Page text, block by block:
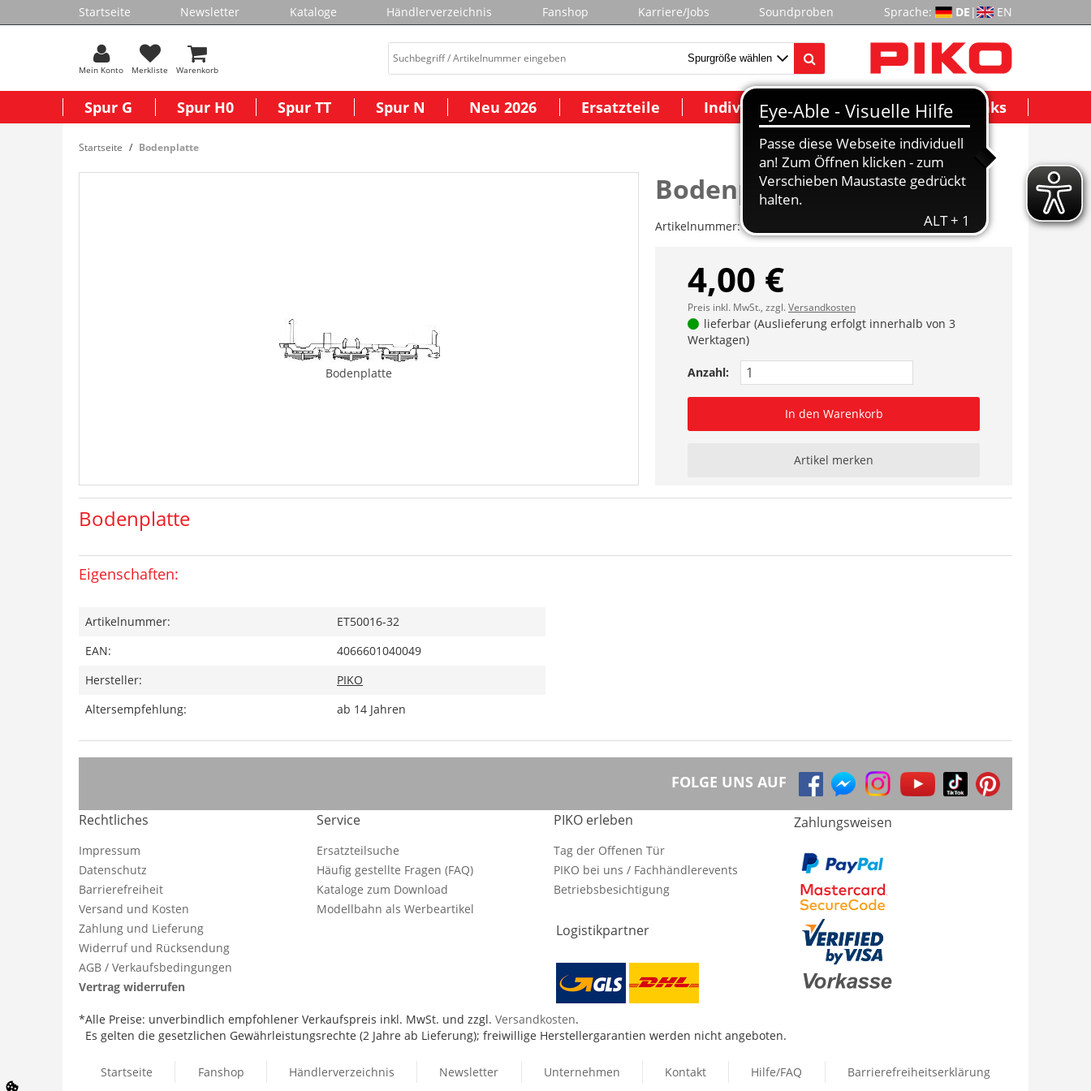
Startseite Newsletter Kataloge Händlerverzeichnis Fanshop Karriere/Jobs Soundproben Sprache: DE | EN
Mein Konto Merkliste Warenkorb
Spur G Spur H0 Spur TT Spur N Neu 2026 Ersatzteile Individuelle Modelle Wichtige Links
Startseite Bodenplatte
Bodenplatte
Bodenplatte
Artikelnummer:ET50016-32
4,00 €
Preis inkl. MwSt., zzgl.Versandkosten
lieferbar (Auslieferung erfolgt innerhalb von 3
Werktagen)
Anzahl:
In den Warenkorb
Artikel merken
Bodenplatte
Eigenschaften:
Artikelnummer:
ET50016-32
EAN:
4066601040049
Hersteller:
PIKO
Altersempfehlung:
ab 14 Jahren
FOLGE UNS AUF
Rechtliches
Impressum
Datenschutz
Barrierefreiheit
Versand und Kosten
Zahlung und Lieferung
Widerruf und Rücksendung
AGB / Verkaufsbedingungen
Vertrag widerrufen
Service
Ersatzteilsuche
Häufig gestellte Fragen (FAQ)
Kataloge zum Download
Modellbahn als Werbeartikel
PIKO erleben
Tag der Offenen Tür
PIKO bei uns / Fachhändlerevents
Betriebsbesichtigung
Logistikpartner
Zahlungsweisen
*Alle Preise: unverbindlich empfohlener Verkaufspreis inkl. MwSt. und zzgl. Versandkosten.
Es gelten die gesetzlichen Gewährleistungsrechte (2 Jahre ab Lieferung); freiwillige Herstellergarantien werden nicht angeboten.
Startseite Fanshop Händlerverzeichnis Newsletter Unternehmen Kontakt Hilfe/FAQ Barrierefreiheitserklärung